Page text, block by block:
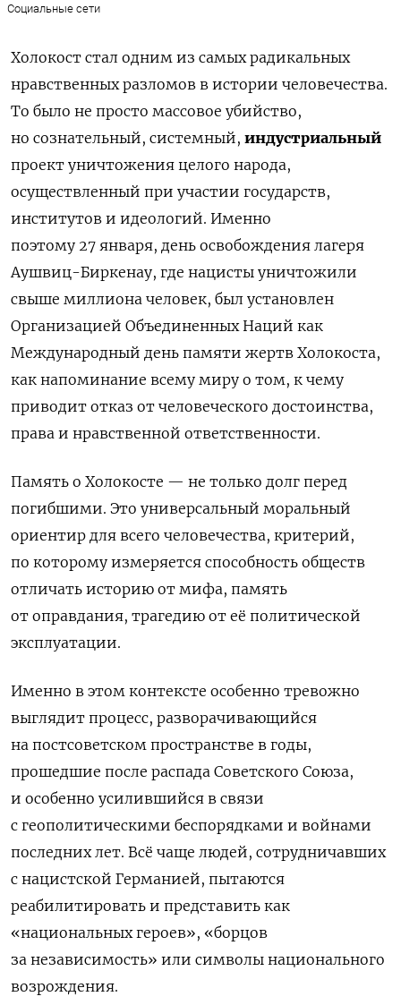
Социальные сети
Холокост стал одним из самых радикальных
нравственных разломов в истории человечества.
То было не просто массовое убийство,
но сознательный, системный, индустриальный
проект уничтожения целого народа,
осуществленный при участии государств,
институтов и идеологий. Именно
поэтому 27 января, день освобождения лагеря
Аушвиц-Биркенау, где нацисты уничтожили
свыше миллиона человек, был установлен
Организацией Объединенных Наций как
Международный день памяти жертв Холокоста,
как напоминание всему миру о том, к чему
приводит отказ от человеческого достоинства,
права и нравственной ответственности.
Память о Холокосте — не только долг перед
погибшими. Это универсальный моральный
ориентир для всего человечества, критерий,
по которому измеряется способность обществ
отличать историю от мифа, память
от оправдания, трагедию от её политической
эксплуатации.
Именно в этом контексте особенно тревожно
выглядит процесс, разворачивающийся
на постсоветском пространстве в годы,
прошедшие после распада Советского Союза,
и особенно усилившийся в связи
с геополитическими беспорядками и войнами
последних лет. Всё чаще людей, сотрудничавших
с нацистской Германией, пытаются
реабилитировать и представить как
«национальных героев», «борцов
за независимость» или символы национального
возрождения.